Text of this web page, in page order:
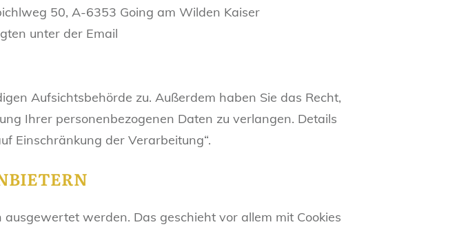
50, A-6353 Going am Wilden Kaiser
unter der Email
Aufsichtsbehörde zu. Außerdem haben Sie das Recht,
Ihrer personenbezogenen Daten zu verlangen. Details
Einschränkung der Verarbeitung“.
werden. Das geschieht vor allem mit Cookies